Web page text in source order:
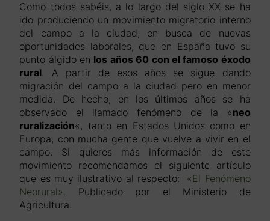
Como todos sabéis, a lo largo del siglo XX se ha
ido produciendo un movimiento migratorio interno
del campo a la ciudad, en busca de nuevas
oportunidades laborales, que en España tuvo su
punto álgido en los años 60 con el famoso éxodo
rural. A partir de esos años se sigue dando
migración del campo a la ciudad pero en menor
medida. De hecho, en los últimos años se ha
observado el llamado fenómeno de la «neo
ruralización«, tanto en Estados Unidos como en
Europa, con mucha gente que vuelve a vivir en el
campo. Si quieres más información de este
movimiento recomendamos el siguiente artículo
que es muy ilustrativo al respecto: «El Fenómeno
Neorural». Publicado por el Ministerio de
Agricultura.